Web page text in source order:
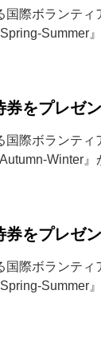
国際ボランテ
Summer
をプレゼ
国際ボランテ
Winter
をプレゼ
国際ボランテ
Summer